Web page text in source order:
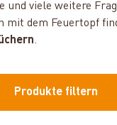
und viele weitere
mit dem Feuertopf
.
Produkte filtern